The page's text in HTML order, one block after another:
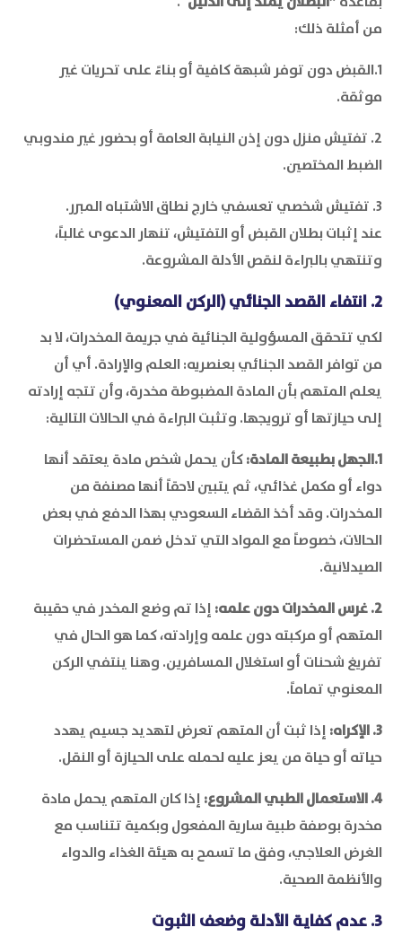
من أمثلة ذلك:
1.القبض دون توفر شبهة كافية أو بناءً على تحريات غير
موثقة.
2. تفتيش منزل دون إذن النيابة العامة أو بحضور غير مندوبي
الضبط المختصين.
3. تفتيش شخصي تعسفي خارج نطاق الاشتباه المبرر.
عند إثبات بطلان القبض أو التفتيش، تنهار الدعوى غالباً،
وتنتهي بالبراءة لنقص الأدلة المشروعة.
2. انتفاء القصد الجنائي (الركن المعنوي)
لكي تتحقق المسؤولية الجنائية في جريمة المخدرات، لا بد
من توافر القصد الجنائي بعنصريه: العلم والإرادة. أي أن
يعلم المتهم بأن المادة المضبوطة مخدرة، وأن تتجه إرادته
إلى حيازتها أو ترويجها. وتثبت البراءة في الحالات التالية:
1.الجهل بطبيعة المادة:
كأن يحمل شخص مادة يعتقد أنها
دواء أو مكمل غذائي، ثم يتبين لاحقاً أنها مصنفة من
المخدرات. وقد أخذ القضاء السعودي بهذا الدفع في بعض
الحالات، خصوصاً مع المواد التي تدخل ضمن المستحضرات
الصيدلانية.
2. غرس المخدرات دون علمه:
إذا تم وضع المخدر في حقيبة
المتهم أو مركبته دون علمه وإرادته، كما هو الحال في
تفريغ شحنات أو استغلال المسافرين. وهنا ينتفي الركن
المعنوي تماماً.
3. الإكراه:
إذا ثبت أن المتهم تعرض لتهديد جسيم يهدد
حياته أو حياة من يعز عليه لحمله على الحيازة أو النقل.
4. الاستعمال الطبي المشروع:
إذا كان المتهم يحمل مادة
مخدرة بوصفة طبية سارية المفعول وبكمية تتناسب مع
الغرض العلاجي، وفق ما تسمح به هيئة الغذاء والدواء
والأنظمة الصحية.
3. عدم كفاية الأدلة وضعف الثبوت